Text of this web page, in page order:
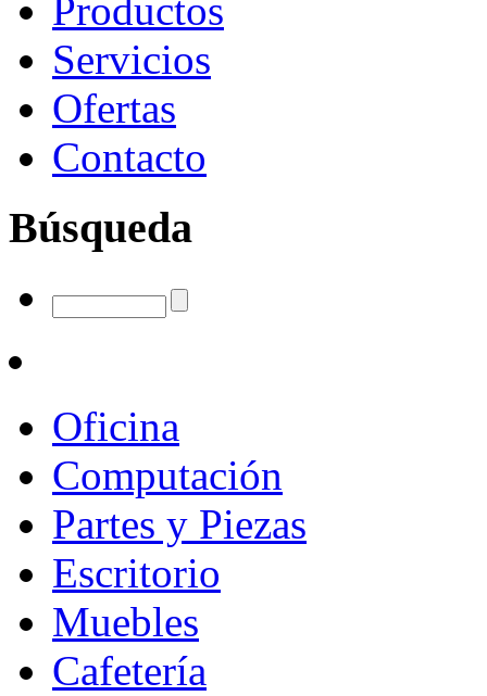
Productos
Servicios
Ofertas
Contacto
Búsqueda
Oficina
Computación
Partes y Piezas
Escritorio
Muebles
Cafetería